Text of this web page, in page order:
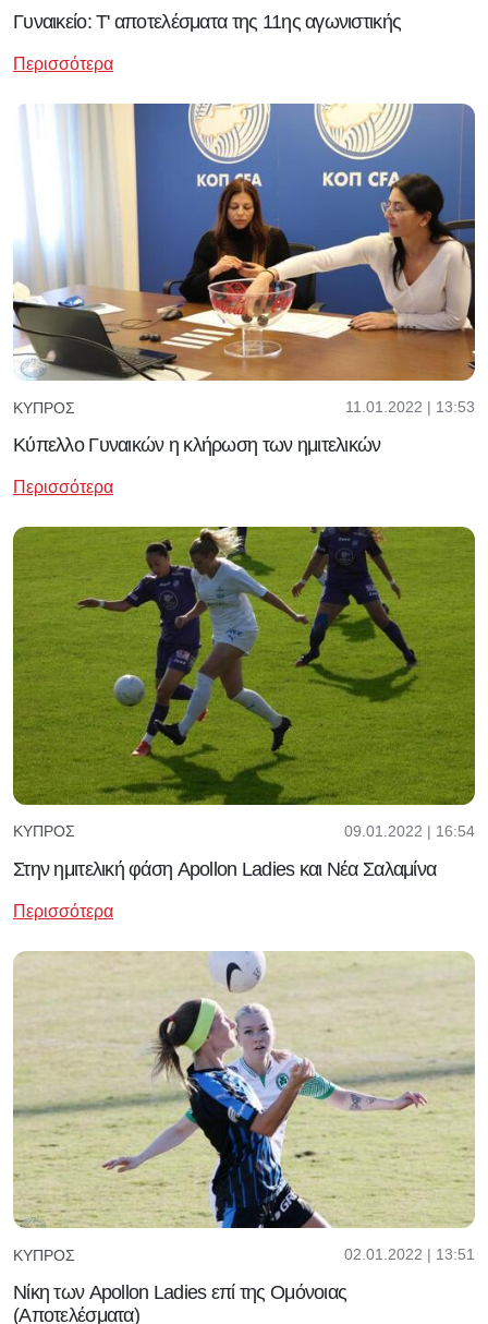
Γυναικείο: Τ' αποτελέσματα της 11ης αγωνιστικής
Περισσότερα
ΚΎΠΡΟΣ 11.01.2022 | 13:53
Κύπελλο Γυναικών η κλήρωση των ημιτελικών
Περισσότερα
ΚΎΠΡΟΣ 09.01.2022 | 16:54
Στην ημιτελική φάση Apollon Ladies και Νέα Σαλαμίνα
Περισσότερα
ΚΎΠΡΟΣ 02.01.2022 | 13:51
Νίκη των Apollon Ladies επί της Ομόνοιας
(Αποτελέσματα)